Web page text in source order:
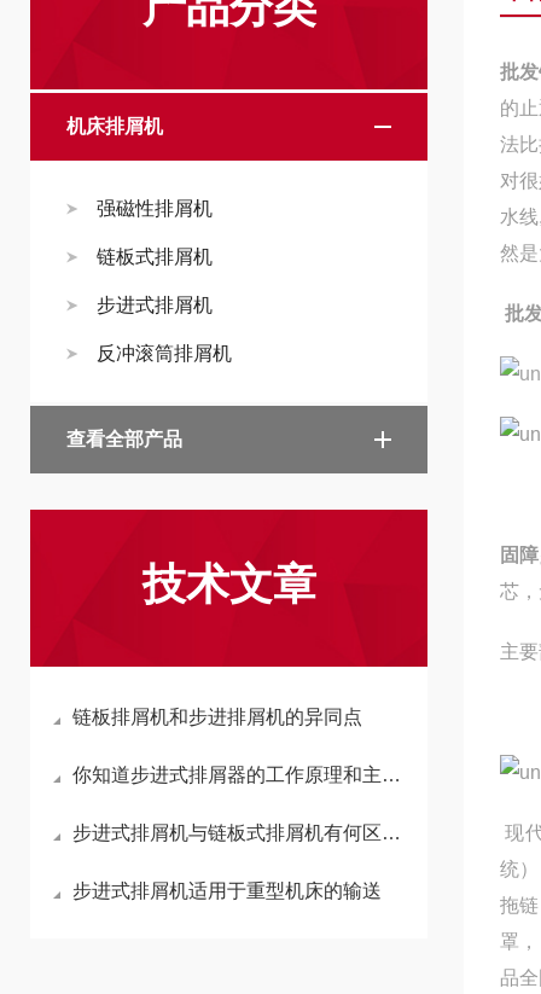
机床排屑机
强磁性排屑机
链板式排屑机
步进式排屑机
反冲滚筒排屑机
查看全部产品
技术文章
链板排屑机和步进排屑机的异同点
你知道步进式排屑器的工作原理和主要使用环境吗
步进式排屑机与链板式排屑机有何区别？
步进式排屑机适用于重型机床的输送
批
的
法
对
水
然
批
固
芯
主
现
统
拖
罩
品